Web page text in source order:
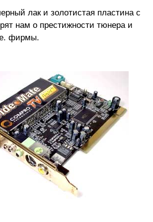
лак и золотистая пластина с
нам о престижности тюнера и
фирмы.